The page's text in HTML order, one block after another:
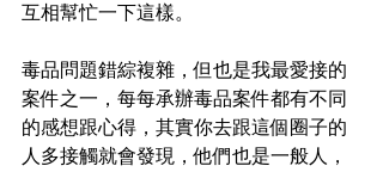
互相幫忙一下這樣。
毒品問題錯綜複雜，但也是我最愛接的
案件之一，每每承辦毒品案件都有不同
的感想跟心得，其實你去跟這個圈子的
人多接觸就會發現，他們也是一般人，